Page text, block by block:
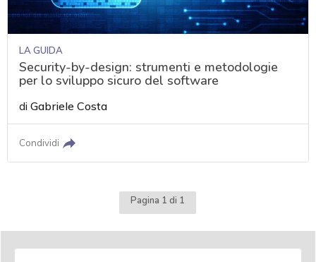
LA GUIDA
Security-by-design: strumenti e metodologie
per lo sviluppo sicuro del software
diGabriele Costa
Condividi
Pagina 1 di 1